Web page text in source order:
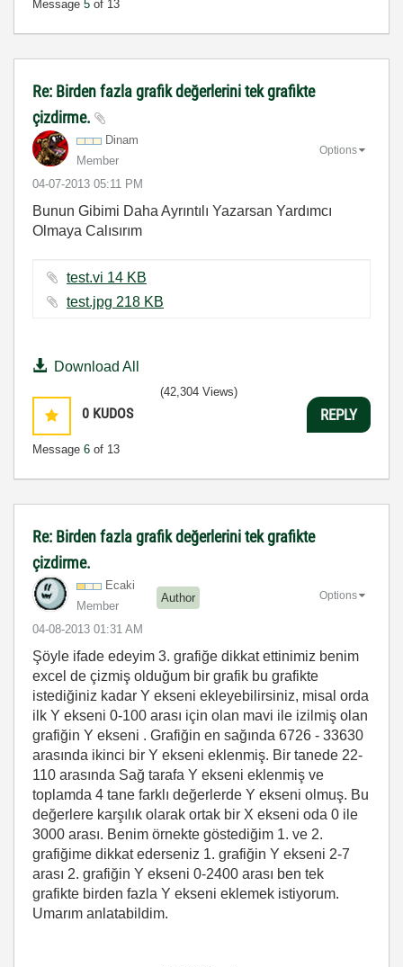
Message 5 of 13
Re: Birden fazla grafik değerlerini tek grafikte
çizdirme.
Dinam
Member
‎04-07-2013 05:11 PM
Options
Bunun Gibimi Daha Ayrıntılı Yazarsan Yardımcı
Olmaya Calısırım
test.vi ‏14 KB
test.jpg ‏218 KB
Download All
0 KUDOS
Message 6 of 13
(42,304 Views)
REPLY
Re: Birden fazla grafik değerlerini tek grafikte
çizdirme.
Ecaki
Member
Author
‎04-08-2013 01:31 AM
Options
Şöyle ifade edeyim 3. grafiğe dikkat ettinimiz benim
excel de çizmiş olduğum bir grafik bu grafikte
istediğiniz kadar Y ekseni ekleyebilirsiniz, misal orda
ilk Y ekseni 0-100 arası için olan mavi ile izilmiş olan
grafiğin Y ekseni . Grafiğin en sağında 6726 - 33630
arasında ikinci bir Y ekseni eklenmiş. Bir tanede 22-
110 arasında Sağ tarafa Y ekseni eklenmiş ve
toplamda 4 tane farklı değerlerde Y ekseni olmuş. Bu
değerlere karşılık olarak ortak bir X ekseni oda 0 ile
3000 arası. Benim örnekte göstediğim 1. ve 2.
grafiğime dikkat ederseniz 1. grafiğin Y ekseni 2-7
arası 2. grafiğin Y ekseni 0-2400 arası ben tek
grafikte birden fazla Y ekseni eklemek istiyorum.
Umarım anlatabildim.